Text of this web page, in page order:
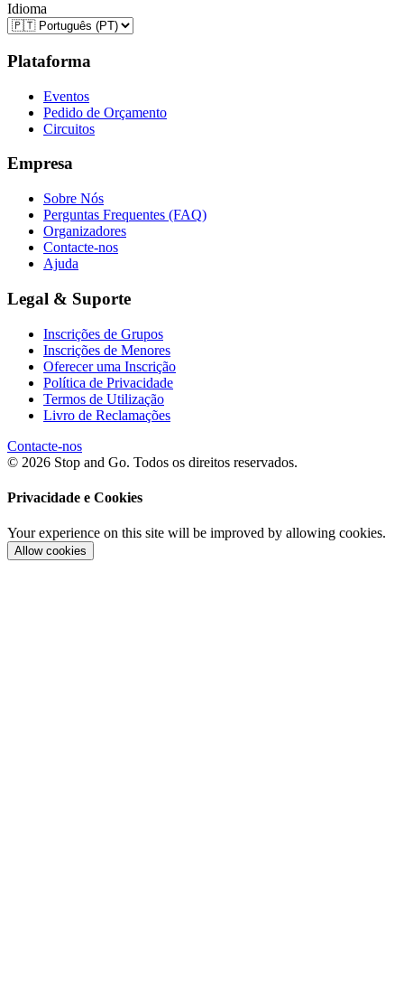
Idioma
Plataforma
Eventos
Pedido de Orçamento
Circuitos
Empresa
Sobre Nós
Perguntas Frequentes (FAQ)
Organizadores
Contacte-nos
Ajuda
Legal & Suporte
Inscrições de Grupos
Inscrições de Menores
Oferecer uma Inscrição
Política de Privacidade
Termos de Utilização
Livro de Reclamações
Contacte-nos
© 2026 Stop and Go. Todos os direitos reservados.
Privacidade e Cookies
Your experience on this site will be improved by allowing cookies.
Allow cookies